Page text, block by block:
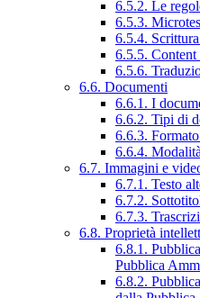
6.5.2. Le
6.5.3.
6.5.4.
6.5.5.
6.5.6.
6.6. Documenti
6.6.1. I
6.6.2. Tipi di
6.6.3.
6.6.4.
6.7. Immagini e
6.7.1. Testo
6.7.2.
6.7.3.
6.8. Proprietà
6.8.1.
Pubblica
6.8.2.